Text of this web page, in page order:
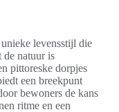
levensstijl die
de natuur is
pittoreske dorpjes
een breekpunt
bewoners de kans
ritme en een